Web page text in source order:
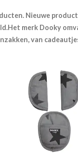
Nieuwe
Het merk Dooky
van